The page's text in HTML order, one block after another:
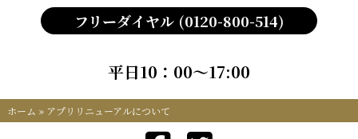
フリーダイヤル (0120-800-514)
平日10：00～17:00
ホーム » アプリリニューアルについて